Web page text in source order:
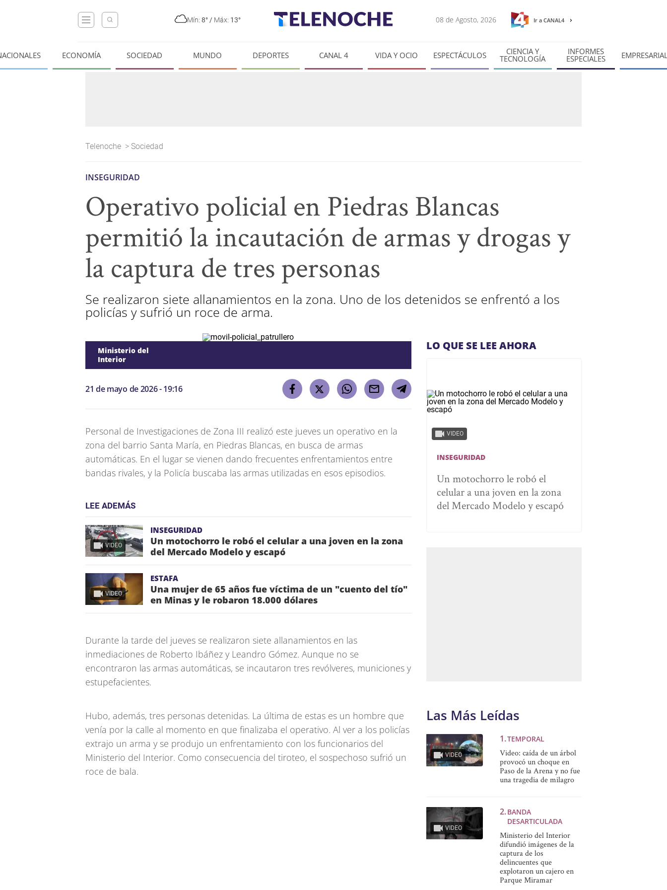
Mín: 8° / Máx: 13° 08 de Agosto, 2026 Ir a CANAL4
ECONOMÍA SOCIEDAD MUNDO DEPORTES CANAL 4 VIDA Y OCIO ESPECTÁCULOS CIENCIA Y
TECNOLOGÍA
INFORMES
ESPECIALES
Telenoche > Sociedad
INSEGURIDAD
Operativo policial en Piedras Blancas
permitió la incautación de armas y drogas y
la captura de tres personas
Se realizaron siete allanamientos en la zona. Uno de los detenidos se enfrentó a los
policías y sufrió un roce de arma.
Ministerio del
Interior
21 de mayo de 2026 - 19:16
Personal de Investigaciones de Zona III realizó este jueves un operativo en la
zona del barrio Santa María, en Piedras Blancas, en busca de armas
automáticas. En el lugar se vienen dando frecuentes enfrentamientos entre
bandas rivales, y la Policía buscaba las armas utilizadas en esos episodios.
LEE ADEMÁS
VIDEO
INSEGURIDAD
Un motochorro le robó el celular a una joven en la zona
del Mercado Modelo y escapó
VIDEO
ESTAFA
Una mujer de 65 años fue víctima de un "cuento del tío"
en Minas y le robaron 18.000 dólares
Durante la tarde del jueves se realizaron siete allanamientos en las
inmediaciones de Roberto Ibáñez y Leandro Gómez. Aunque no se
encontraron las armas automáticas, se incautaron tres revólveres, municiones y
estupefacientes.
Hubo, además, tres personas detenidas. La última de estas es un hombre que
venía por la calle al momento en que finalizaba el operativo. Al ver a los policías
extrajo un arma y se produjo un enfrentamiento con los funcionarios del
Ministerio del Interior. Como consecuencia del tiroteo, el sospechoso sufrió un
roce de bala.
LO QUE SE LEE AHORA
VIDEO
INSEGURIDAD
Un motochorro le robó el
celular a una joven en la zona
del Mercado Modelo y escapó
Las Más Leídas
VIDEO
TEMPORAL
Video: caída de un árbol
provocó un choque en
Paso de la Arena y no fue
una tragedia de milagro
VIDEO
BANDA
DESARTICULADA
Ministerio del Interior
difundió imágenes de la
captura de los
delincuentes que
explotaron un cajero en
Parque Miramar